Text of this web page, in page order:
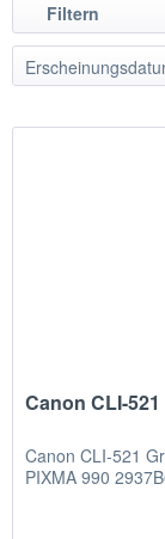
Filtern
Canon CLI-
Canon CLI-521
PIXMA 990